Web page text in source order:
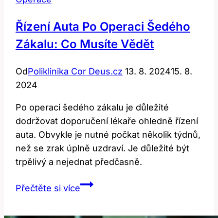
Řízení Auta Po Operaci Šedého
Zákalu: Co Musíte Vědět
OdPoliklinika Cor Deus.cz 13. 8. 202415. 8.
2024
Po operaci šedého zákalu je důležité
dodržovat doporučení lékaře ohledně řízení
auta. Obvykle je nutné počkat několik týdnů,
než se zrak úplně uzdraví. Je důležité být
trpělivý a nejednat předčasně.
Přečtěte si víceŘízení